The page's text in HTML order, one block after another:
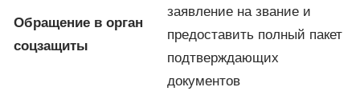
Обращение в орган
соцзащиты
заявление на звание и
предоставить полный пакет
подтверждающих
документов